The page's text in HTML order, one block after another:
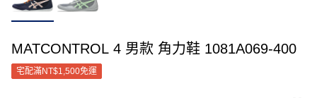
MATCONTROL 4 男款 角力鞋 1081A069-400
宅配滿NT$1,500免運